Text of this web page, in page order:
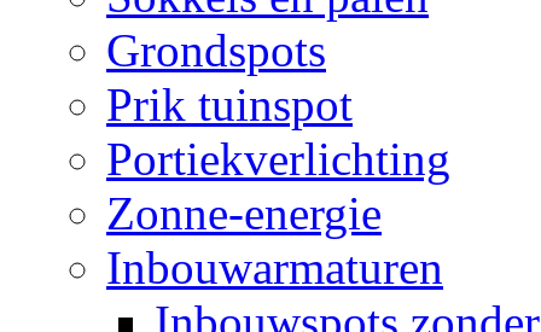
Grondspots
Prik tuinspot
Portiekverlichting
Zonne-energie
Inbouwarmaturen
Inbouwspots